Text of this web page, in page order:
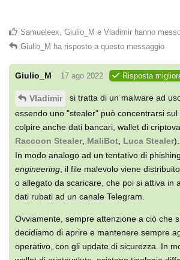
Samueleex Giulio_M e Vladimir hanno
Giulio_M ha risposto a questo messaggio
Giulio_M 17 ago 2022 Risposta
Vladimir
si tratta di un malware ad
essendo uno "stealer" può concentrarsi
colpire anche dati bancari, wallet di
Raccoon Stealer MaliBot Luca Stealer).
In modo analogo ad un tentativo di
engineering , il file malevolo viene
o allegato da scaricare, che poi si attiva in
dati rubati ad un canale Telegram.
Ovviamente, sempre attenzione a ciò che
decidiamo di aprire e mantenere sempre
operativo, con gli update di sicurezza. In